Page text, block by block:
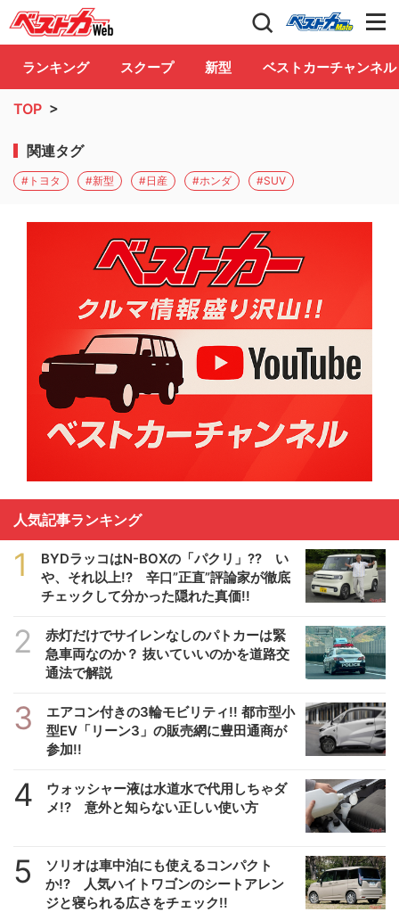
自動車情報誌「ベストカー」 Club
ランキング スクープ 新型 ベストカーチャンネル
TOP >
関連タグ
#トヨタ #新型 #日産 #ホンダ #SUV
人気記事ランキング
1
BYDラッコはN-BOXの「パクリ」?? い
や、それ以上!? 辛口”正直”評論家が徹底
チェックして分かった隠れた真価!!
2
赤灯だけでサイレンなしのパトカーは緊
急車両なのか？ 抜いていいのかを道路交
通法で解説
3
エアコン付きの3輪モビリティ!! 都市型小
型EV「リーン3」の販売網に豊田通商が
参加!!
4
ウォッシャー液は水道水で代用しちゃダ
メ!? 意外と知らない正しい使い方
5
ソリオは車中泊にも使えるコンパクト
か!? 人気ハイトワゴンのシートアレン
ジと寝られる広さをチェック!!